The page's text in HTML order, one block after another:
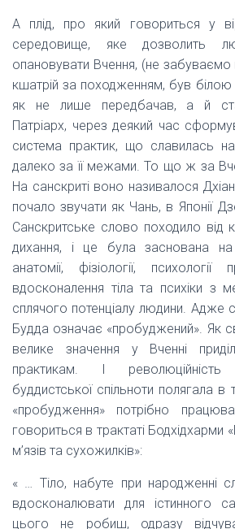
А плід, про який говориться у
середовище, яке дозволить
опановувати Вчення, (не
кшатрій за походженням, був
як не лише передбачав, а й
Патріарх, через деякий час
система практик, що славилась
далеко за її межами. То що ж за
На санскриті воно називалося
почало звучати як Чань, в Японії
Санскритське слово походило від
дихання, і це була заснована на
анатомії, фізіології, психології
вдосконалення тіла та психіки з
сплячого потенціалу людини. Адже
Будда означає «пробуджений». Як
велике значення у Вченні
практикам. І
буддистської спільноти полягала
«пробудження» потрібно
говориться в трактаті Бодхідхарми
м’язів та сухожилків»:
« … Тіло, набуте при народженні
вдосконалювати для істинного
цього не робиш, одразу